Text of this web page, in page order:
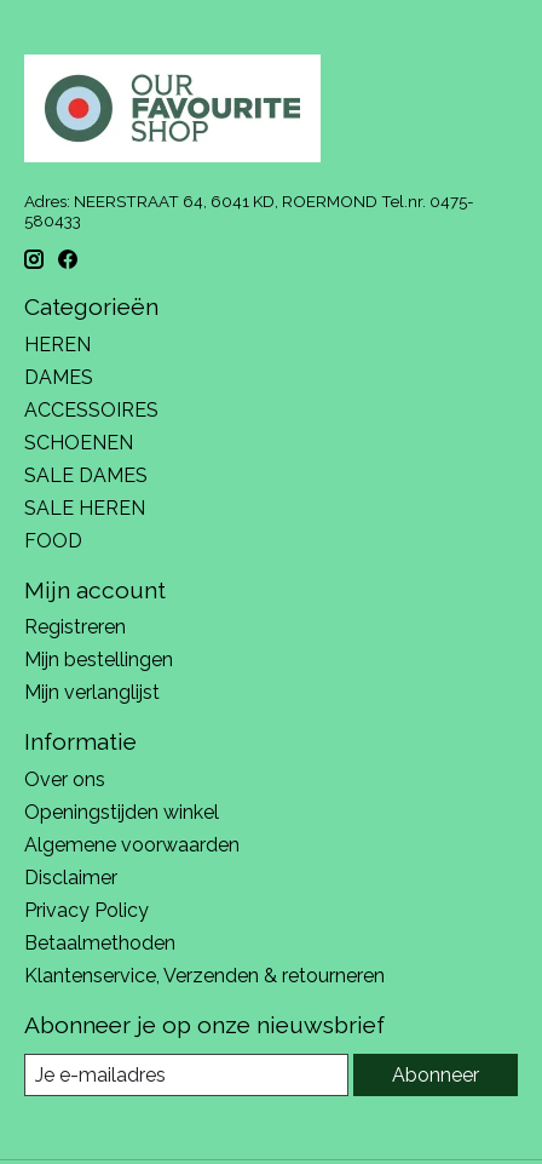
Adres: NEERSTRAAT 64, 6041 KD, ROERMOND Tel.nr. 0475-
580433
Categorieën
HEREN
DAMES
ACCESSOIRES
SCHOENEN
SALE DAMES
SALE HEREN
FOOD
Mijn account
Registreren
Mijn bestellingen
Mijn verlanglijst
Informatie
Over ons
Openingstijden winkel
Algemene voorwaarden
Disclaimer
Privacy Policy
Betaalmethoden
Klantenservice, Verzenden & retourneren
Abonneer je op onze nieuwsbrief
Abonneer